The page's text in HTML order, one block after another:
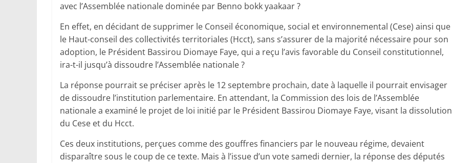
avec l’Assemblée nationale dominée par Benno bokk yaakaar ?
En effet, en décidant de supprimer le Conseil économique, social et environnemental (Cese) ainsi que
le Haut-conseil des collectivités territoriales (Hcct), sans s’assurer de la majorité nécessaire pour son
adoption, le Président Bassirou Diomaye Faye, qui a reçu l’avis favorable du Conseil constitutionnel,
ira-t-il jusqu’à dissoudre l’Assemblée nationale ?
La réponse pourrait se préciser après le 12 septembre prochain, date à laquelle il pourrait envisager
de dissoudre l’institution parlementaire. En attendant, la Commission des lois de l’Assemblée
nationale a examiné le projet de loi initié par le Président Bassirou Diomaye Faye, visant la dissolution
du Cese et du Hcct.
Ces deux institutions, perçues comme des gouffres financiers par le nouveau régime, devaient
disparaître sous le coup de ce texte. Mais à l’issue d’un vote samedi dernier, la réponse des députés